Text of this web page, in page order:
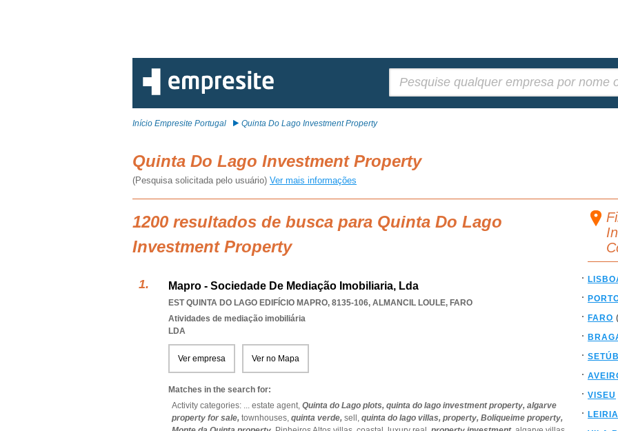
Início Empresite Portugal Quinta Do Lago Investment Property
Quinta Do Lago Investment Property
(Pesquisa solicitada pelo usuário) Ver mais informações
1200 resultados de busca para Quinta Do Lago
Investment Property
Mapro - Sociedade De Mediação Imobiliaria, Lda
EST QUINTA DO LAGO EDIFÍCIO MAPRO, 8135-106, ALMANCIL LOULE, FARO
Atividades de mediação imobiliária
LDA
Ver empresa Ver no Mapa
Matches in the search for:
Activity categories: ... estate agent, Quinta do Lago plots, quinta do lago investment property, algarve
property for sale, townhouses, quinta verde, sell, quinta do lago villas, property, Boliqueime property,
FARO
VISEU
LEIRIA